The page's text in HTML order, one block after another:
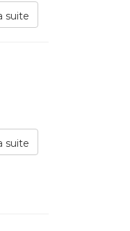
suite
suite